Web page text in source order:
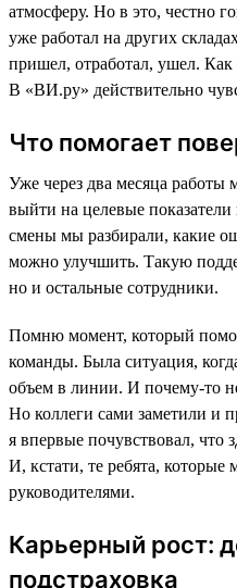
атмосферу. Но в это, честно
уже работал на других
пришел, отработал, ушел. Как
В «ВИ.ру» действительно
Что помогает
Уже через два месяца
выйти на целевые
смены мы разбирали, какие
можно улучшить. Такую
но и остальные сотрудники.
Помню момент, который
команды. Была ситуация,
объем в линии. И почему-то
Но коллеги сами заметили и
я впервые почувствовал, что
И, кстати, те ребята, которые
руководителями.
Карьерный рост:
подстраховка